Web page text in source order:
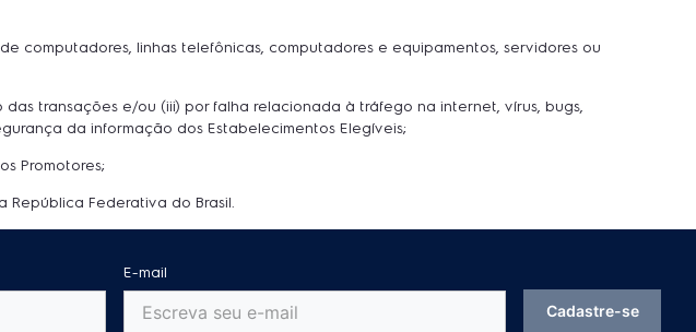
computadores, linhas telefônicas, computadores e equipamentos, servidores ou
transações e/ou (iii) por falha relacionada à tráfego na internet, vírus, bugs,
da informação dos Estabelecimentos Elegíveis;
Promotores;
República Federativa do Brasil.
E-mail
Cadastre-se